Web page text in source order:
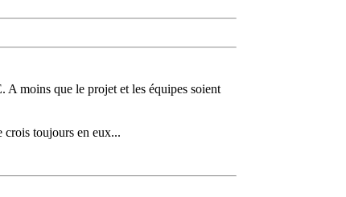
A moins que le projet et les équipes soient
crois toujours en eux...